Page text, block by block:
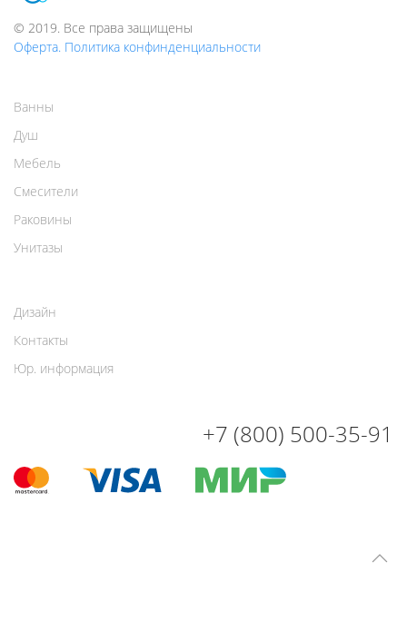
© 2019. Все права защищены
Оферта. Политика конфинденциальности
Ванны
Душ
Мебель
Смесители
Раковины
Унитазы
Дизайн
Контакты
Юр. информация
+7 (800) 500-35-91